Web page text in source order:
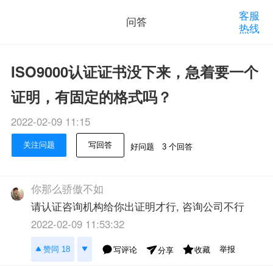
问答
客服
热线
ISO9000认证证书没下来，急着要一个
证明，有固定的格式吗？
2022-02-09 11:15
关注问题 写回答 好问题 3 个回答
你那么骄傲不如
请认证咨询机构给你出证明才行, 咨询公司不行
2022-02-09 11:53:32
赞同 18 写评论 分享 收藏 举报